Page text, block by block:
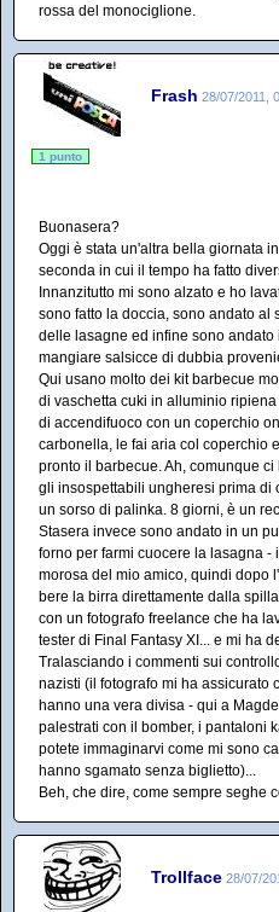
rossa del monociglione.
Frash 28/07/2011,
1 punto
Buonasera?
Oggi è stata un'altra bella giornata
seconda in cui il tempo ha fatto
Innanzitutto mi sono alzato e ho
sono fatto la doccia, sono andato al
delle lasagne ed infine sono andato
mangiare salsicce di dubbia
Qui usano molto dei kit barbecue
di vaschetta cuki in alluminio
di accendifuoco con un coperchio
carbonella, le fai aria col coperchio
pronto il barbecue. Ah, comunque
gli insospettabili ungheresi prima di
un sorso di palinka. 8 giorni, è un
Stasera invece sono andato in un
forno per farmi cuocere la lasagna -
morosa del mio amico, quindi dopo
bere la birra direttamente dalla
con un fotografo freelance che ha
tester di Final Fantasy XI... e mi ha
Tralasciando i commenti sui
nazisti (il fotografo mi ha assicurato
hanno una vera divisa - qui a
palestrati con il bomber, i pantaloni
potete immaginarvi come mi sono
hanno sgamato senza biglietto)...
Beh, che dire, come sempre seghe
Trollface 28/07/